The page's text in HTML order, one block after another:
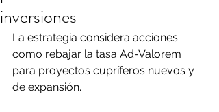
inversiones
La estrategia considera acciones
como rebajar la tasa Ad-Valorem
para proyectos cupríferos nuevos y
de expansión.